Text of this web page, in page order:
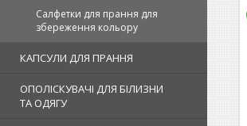
Салфетки для прання для
збереження кольору
КАПСУЛИ ДЛЯ ПРАННЯ
ОПОЛІСКУВАЧІ ДЛЯ БІЛИЗНИ
ТА ОДЯГУ